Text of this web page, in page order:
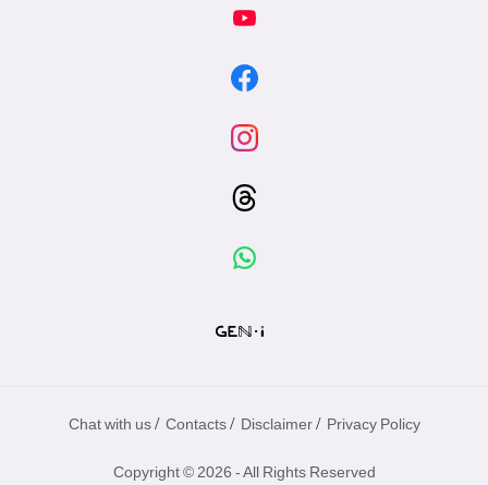
Chat with us / Contacts / Disclaimer / Privacy Policy
Copyright © 2026 - All Rights Reserved